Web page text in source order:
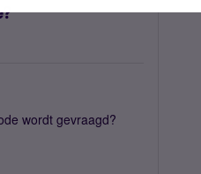
wordt gevraagd?